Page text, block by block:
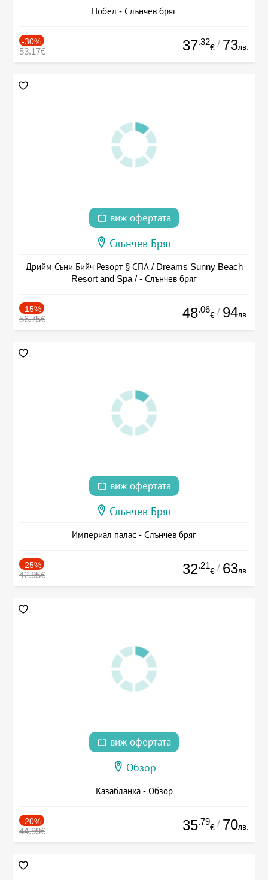
Нобел - Слънчев бряг
-30%
53.17€ 37.32
€ / 73лв.
виж офертата
Слънчев Бряг
Дрийм Съни Бийч Резорт § СПА / Dreams Sunny Beach
Resort and Spa / - Слънчев бряг
-15%
56.75€ 48.06
€ / 94лв.
виж офертата
Слънчев Бряг
Империал палас - Слънчев бряг
-25%
42.95€ 32.21
€ / 63лв.
виж офертата
Обзор
Казабланка - Обзор
-20%
44.99€ 35.79
€ / 70лв.